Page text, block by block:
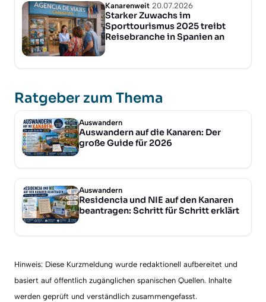
Kanarenweit 20.07.2026
Starker Zuwachs im
Sporttourismus 2025 treibt
Reisebranche in Spanien an
Ratgeber zum Thema
Auswandern
Auswandern auf die Kanaren: Der
große Guide für 2026
Auswandern
Residencia und NIE auf den Kanaren
beantragen: Schritt für Schritt erklärt
Hinweis: Diese Kurzmeldung wurde redaktionell aufbereitet und
basiert auf öffentlich zugänglichen spanischen Quellen. Inhalte
werden geprüft und verständlich zusammengefasst.